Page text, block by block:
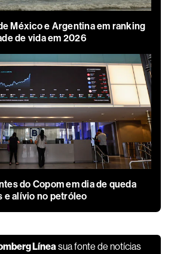
México e Argentina em ranking
de vida em 2026
do Copom em dia de queda
e alívio no petróleo
Línea sua fonte de notícias